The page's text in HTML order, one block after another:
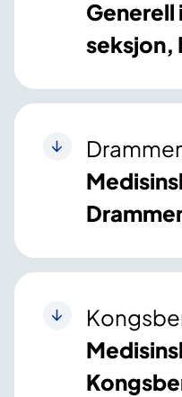
Generell
seksjon,